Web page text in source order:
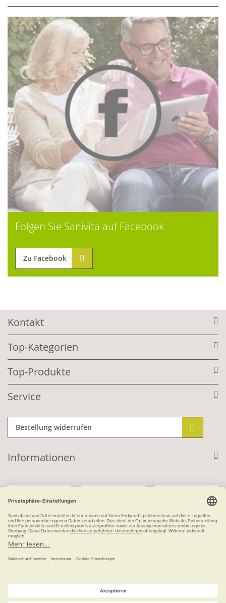
Folgen Sie Sanivita auf Facebook
Zu Facebook
Kontakt
Top-Kategorien
Top-Produkte
Service
Bestellung widerrufen
Informationen
Kauf auf Rechnung
versandkostenfrei